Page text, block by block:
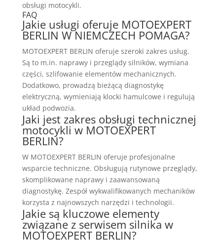
obsługi motocykli.
FAQ
Jakie usługi oferuje MOTOEXPERT
BERLIN W NIEMCZECH POMAGA?
MOTOEXPERT BERLIN oferuje szeroki zakres usług.
Są to m.in. naprawy i przeglądy silników, wymiana
części, szlifowanie elementów mechanicznych.
Dodatkowo, prowadzą bieżącą diagnostykę
elektryczną, wymieniają klocki hamulcowe i regulują
układ podwozia.
Jaki jest zakres obsługi technicznej
motocykli w MOTOEXPERT
BERLIN?
W MOTOEXPERT BERLIN oferuje profesjonalne
wsparcie techniczne. Obsługują rutynowe przeglądy,
skomplikowane naprawy i zaawansowaną
diagnostykę. Zespół wykwalifikowanych mechaników
korzysta z najnowszych narzędzi i technologii.
Jakie są kluczowe elementy
związane z serwisem silnika w
MOTOEXPERT BERLIN?